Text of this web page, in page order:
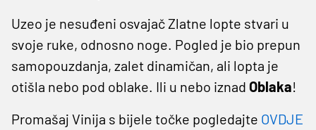
Uzeo je nesuđeni osvajač Zlatne lopte stvari u
svoje ruke, odnosno noge. Pogled je bio prepun
samopouzdanja, zalet dinamičan, ali lopta je
otišla nebo pod oblake. Ili u nebo iznad Oblaka!
Promašaj Vinija s bijele točke pogledajte OVDJE